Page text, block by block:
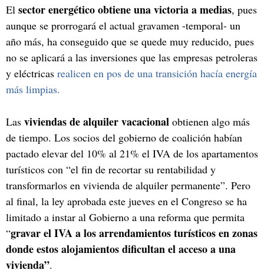
El sector energético obtiene una victoria a medias, pues
aunque se prorrogará el actual gravamen -temporal- un
año más, ha conseguido que se quede muy reducido, pues
no se aplicará a las inversiones que las empresas petroleras
y eléctricas realicen en pos de una transición hacía energía
más limpias.
Las viviendas de alquiler vacacional obtienen algo más
de tiempo. Los socios del gobierno de coalición habían
pactado elevar del 10% al 21% el IVA de los apartamentos
turísticos con “el fin de recortar su rentabilidad y
transformarlos en vivienda de alquiler permanente”. Pero
al final, la ley aprobada este jueves en el Congreso se ha
limitado a instar al Gobierno a una reforma que permita
“gravar el IVA a los arrendamientos turísticos en zonas
donde estos alojamientos dificultan el acceso a una
vivienda”.